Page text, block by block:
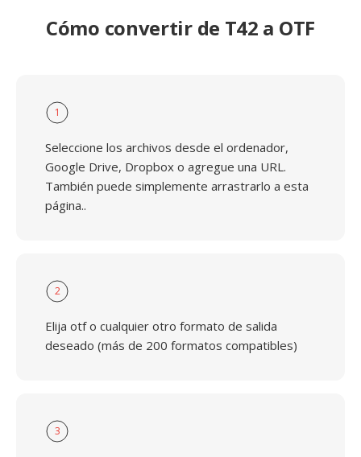
Cómo convertir de T42 a OTF
1
Seleccione los archivos desde el ordenador,
Google Drive, Dropbox o agregue una URL.
También puede simplemente arrastrarlo a esta
página..
2
Elija otf o cualquier otro formato de salida
deseado (más de 200 formatos compatibles)
3